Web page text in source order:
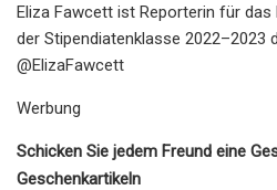
Eliza Fawcett ist Reporterin für das
der Stipendiatenklasse 2022–2023
@ElizaFawcett
Werbung
Schicken Sie jedem Freund eine
Geschenkartikeln